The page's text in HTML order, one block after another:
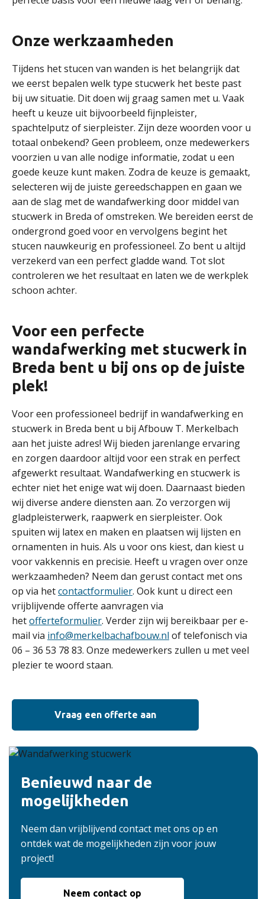
Onze werkzaamheden
Tijdens het stucen van wanden is het belangrijk dat
we eerst bepalen welk type stucwerk het beste past
bij uw situatie. Dit doen wij graag samen met u. Vaak
heeft u keuze uit bijvoorbeeld fijnpleister,
spachtelputz of sierpleister. Zijn deze woorden voor u
totaal onbekend? Geen probleem, onze medewerkers
voorzien u van alle nodige informatie, zodat u een
goede keuze kunt maken. Zodra de keuze is gemaakt,
selecteren wij de juiste gereedschappen en gaan we
aan de slag met de wandafwerking door middel van
stucwerk in Breda of omstreken. We bereiden eerst de
ondergrond goed voor en vervolgens begint het
stucen nauwkeurig en professioneel. Zo bent u altijd
verzekerd van een perfect gladde wand. Tot slot
controleren we het resultaat en laten we de werkplek
schoon achter.
Voor een perfecte
wandafwerking met stucwerk in
Breda bent u bij ons op de juiste
plek!
Voor een professioneel bedrijf in wandafwerking en
stucwerk in Breda bent u bij Afbouw T. Merkelbach
aan het juiste adres! Wij bieden jarenlange ervaring
en zorgen daardoor altijd voor een strak en perfect
afgewerkt resultaat. Wandafwerking en stucwerk is
echter niet het enige wat wij doen. Daarnaast bieden
wij diverse andere diensten aan. Zo verzorgen wij
gladpleisterwerk, raapwerk en sierpleister. Ook
spuiten wij latex en maken en plaatsen wij lijsten en
ornamenten in huis. Als u voor ons kiest, dan kiest u
voor vakkennis en precisie. Heeft u vragen over onze
werkzaamheden? Neem dan gerust contact met ons
op via hetcontactformulier. Ook kunt u direct een
vrijblijvende offerte aanvragen via
hetofferteformulier. Verder zijn wij bereikbaar per e-
mail via info@merkelbachafbouw.nl of telefonisch via
06 – 36 53 78 83. Onze medewerkers zullen u met veel
plezier te woord staan.
Vraag een offerte aan
Benieuwd naar de
mogelijkheden
Neem dan vrijblijvend contact met ons op en
ontdek wat de mogelijkheden zijn voor jouw
project!
Neem contact op